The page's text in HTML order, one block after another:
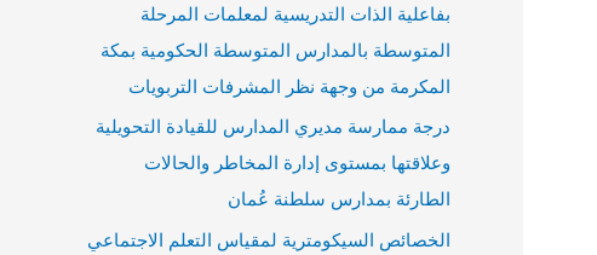
بفاعلية الذات التدريسية لمعلمات المرحلة
المتوسطة بالمدارس المتوسطة الحكومية بمكة
المكرمة من وجهة نظر المشرفات التربويات
درجة ممارسة مديري المدارس للقيادة التحويلية
وعلاقتها بمستوى إدارة المخاطر والحالات
الطارئة بمدارس سلطنة عُمان
الخصائص السيكومترية لمقياس التعلم الاجتماعي